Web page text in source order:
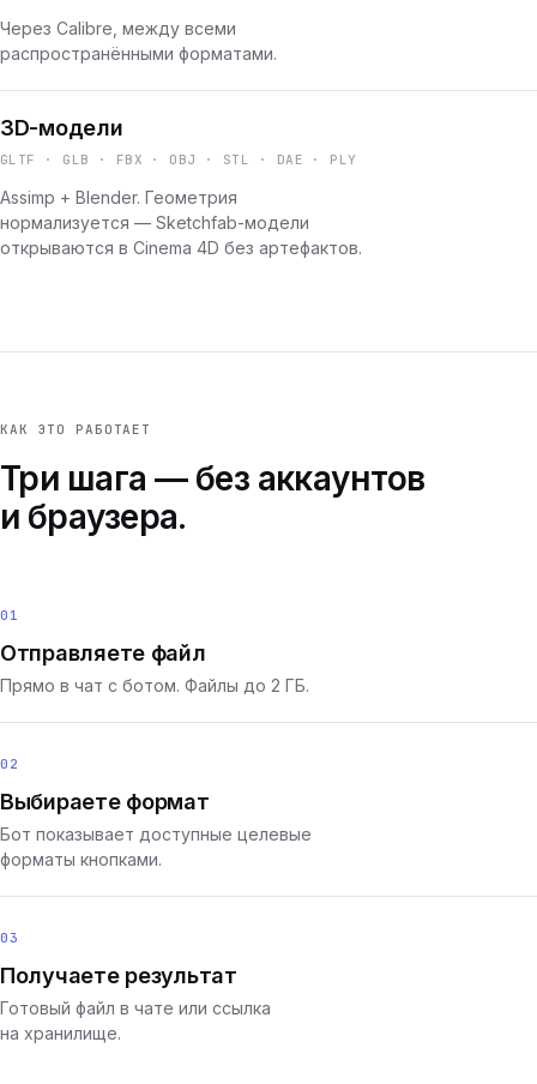
Через Calibre, между всеми
распространёнными форматами.
3D-модели
GLTF · GLB · FBX · OBJ · STL · DAE · PLY
Assimp + Blender. Геометрия
нормализуется — Sketchfab-модели
открываются в Cinema 4D без артефактов.
КАК ЭТО РАБОТАЕТ
Три шага — без аккаунтов
и браузера.
01
Отправляете файл
Прямо в чат с ботом. Файлы до 2 ГБ.
02
Выбираете формат
Бот показывает доступные целевые
форматы кнопками.
03
Получаете результат
Готовый файл в чате или ссылка
на хранилище.